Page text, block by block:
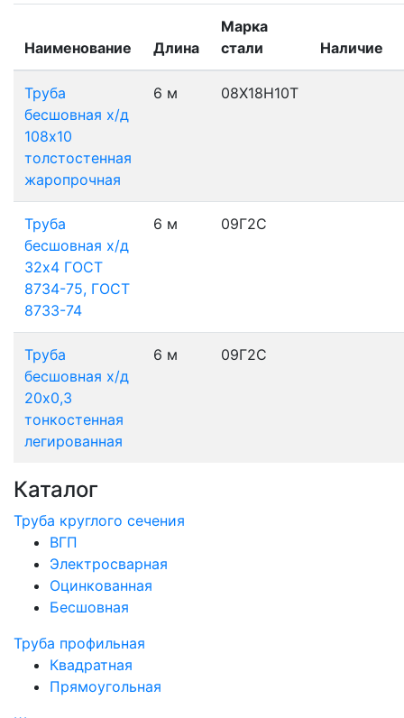
Наименование Длина
Марка
стали
Наличие
Труба
бесшовная х/д
108х10
толстостенная
жаропрочная
6 м 08Х18Н10Т
Труба
бесшовная х/д
32х4 ГОСТ
8734-75, ГОСТ
8733-74
6 м 09Г2С
Труба
бесшовная х/д
20х0,3
тонкостенная
легированная
6 м 09Г2С
Каталог
Труба круглого сечения
ВГП
Электросварная
Оцинкованная
Бесшовная
Труба профильная
Квадратная
Прямоугольная